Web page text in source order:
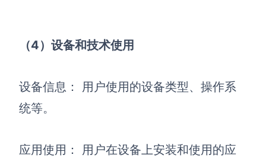
（4）设备和技术使用
设备信息： 用户使用的设备类型、操作系
统等。
应用使用： 用户在设备上安装和使用的应